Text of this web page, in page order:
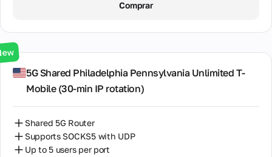
30 Days / ∞ GB / $50.00
Comprar
5G Shared Philadelphia Pennsylvania Unlimited T-
Mobile (30‑min IP rotation)
Shared 5G Router
Supports SOCKS5 with UDP
Up to 5 users per port